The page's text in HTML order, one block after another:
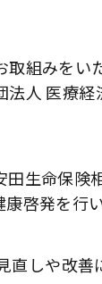
組みをい
人 医療
生命保険
啓発を行
直しや改